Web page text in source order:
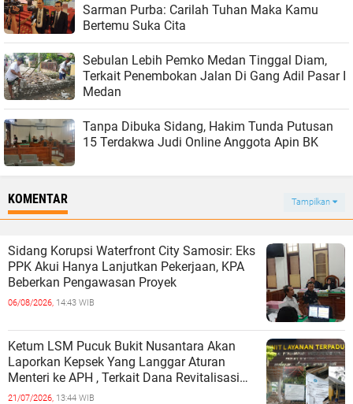
Sarman Purba: Carilah Tuhan Maka Kamu
Bertemu Suka Cita
Sebulan Lebih Pemko Medan Tinggal Diam,
Terkait Penembokan Jalan Di Gang Adil Pasar I
Medan
Tanpa Dibuka Sidang, Hakim Tunda Putusan
15 Terdakwa Judi Online Anggota Apin BK
KOMENTAR Tampilkan
Sidang Korupsi Waterfront City Samosir: Eks
PPK Akui Hanya Lanjutkan Pekerjaan, KPA
Beberkan Pengawasan Proyek
06/08/2026, 14:43 WIB
Ketum LSM Pucuk Bukit Nusantara Akan
Laporkan Kepsek Yang Langgar Aturan
Menteri ke APH , Terkait Dana Revitalisasi
Sekolah
21/07/2026, 13:44 WIB